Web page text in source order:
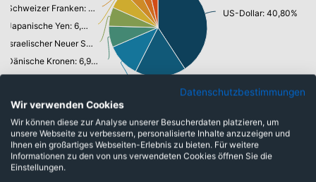
US-Dollar: 40,80%
Euro: 16,72%
Dänische Kronen: 6,94%
Israelischer Neuer Shekel: 6,24%
Japanische Yen: 6,09%
Schweizer Franken: 4,75%
Top-Ten Titel
Eli Lilly and Company
9,59%
Datenschutzbestimmungen
Wir verwenden Cookies
Wir können diese zur Analyse unserer Besucherdaten platzieren, um
unsere Webseite zu verbessern, personalisierte Inhalte anzuzeigen und
Ihnen ein großartiges Webseiten-Erlebnis zu bieten. Für weitere
Informationen zu den von uns verwendeten Cookies öffnen Sie die
Einstellungen.